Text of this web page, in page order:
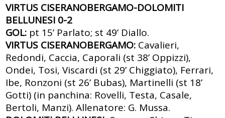
VIRTUS CISERANOBERGAMO-DOLOMITI
BELLUNESI 0-2
GOL: pt 15’ Parlato; st 49’ Diallo.
VIRTUS CISERANOBERGAMO: Cavalieri,
Redondi, Caccia, Caporali (st 38’ Oppizzi),
Ondei, Tosi, Viscardi (st 29’ Chiggiato), Ferrari,
Ibe, Ronzoni (st 26’ Bubas), Martinelli (st 18’
Gotti) (in panchina: Rovelli, Testa, Casale,
Bertoli, Manzi). Allenatore: G. Mussa.